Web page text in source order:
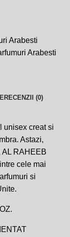
Arabesti
Arabesti
RECENZII (0)
unisex creat si
Astazi,
AL RAHEEB
cele mai
si